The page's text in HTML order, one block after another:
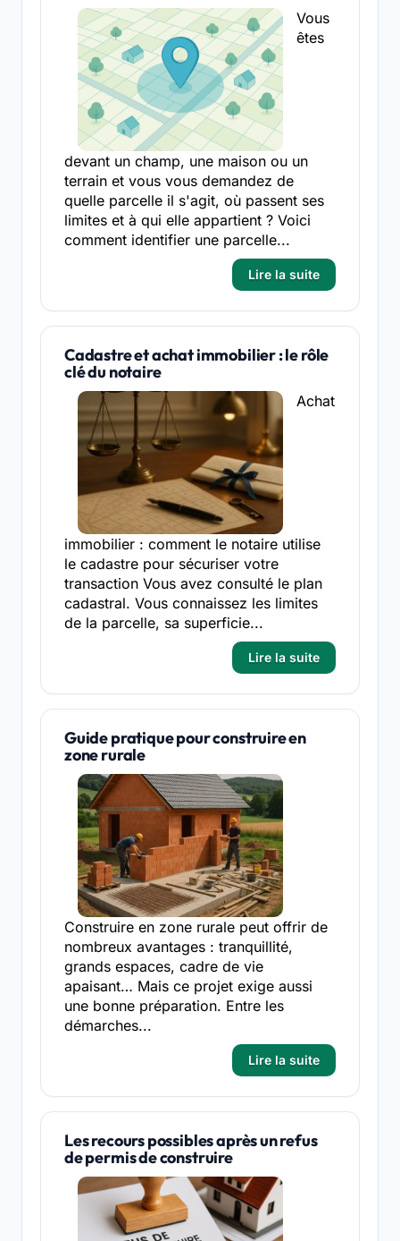
Vous
êtes
devant un champ, une maison ou un
terrain et vous vous demandez de
quelle parcelle il s'agit, où passent ses
limites et à qui elle appartient ? Voici
comment identifier une parcelle...
Lire la suite
Cadastre et achat immobilier : le rôle
clé du notaire
Achat
immobilier : comment le notaire utilise
le cadastre pour sécuriser votre
transaction Vous avez consulté le plan
cadastral. Vous connaissez les limites
de la parcelle, sa superficie...
Lire la suite
Guide pratique pour construire en
zone rurale
Construire en zone rurale peut offrir de
nombreux avantages : tranquillité,
grands espaces, cadre de vie
apaisant… Mais ce projet exige aussi
une bonne préparation. Entre les
démarches...
Lire la suite
Les recours possibles après un refus
de permis de construire